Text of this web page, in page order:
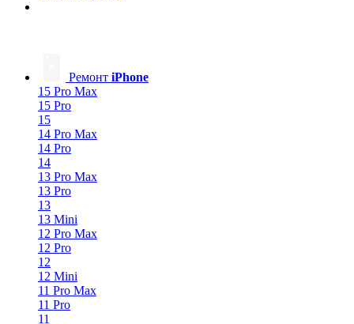
Ремонт iPhone
15 Pro Max
15 Pro
15
14 Pro Max
14 Pro
14
13 Pro Max
13 Pro
13
13 Mini
12 Pro Max
12 Pro
12
12 Mini
11 Pro Max
11 Pro
11